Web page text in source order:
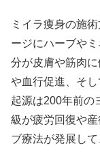
ミイラ痩身の施
ージにハーブや
分が皮膚や筋肉
や血行促進、そし
起源は200年前の
級が疲労回復や
ブ療法が発展し